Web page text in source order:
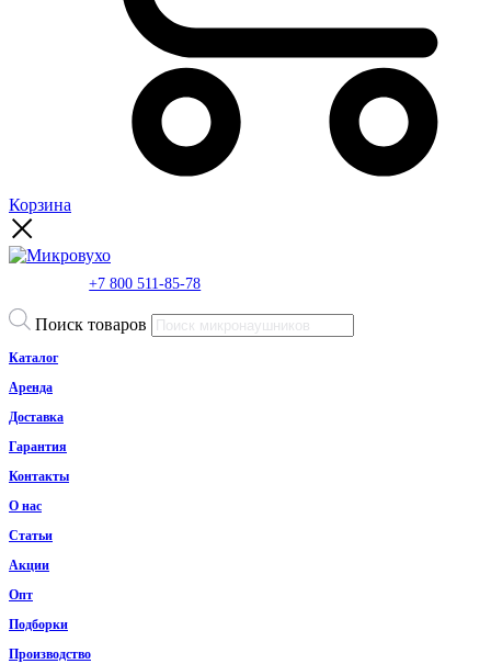
Корзина
+7 800 511-85-78
Поиск товаров
Каталог
Аренда
Доставка
Гарантия
Контакты
О нас
Статьи
Акции
Опт
Подборки
Производство